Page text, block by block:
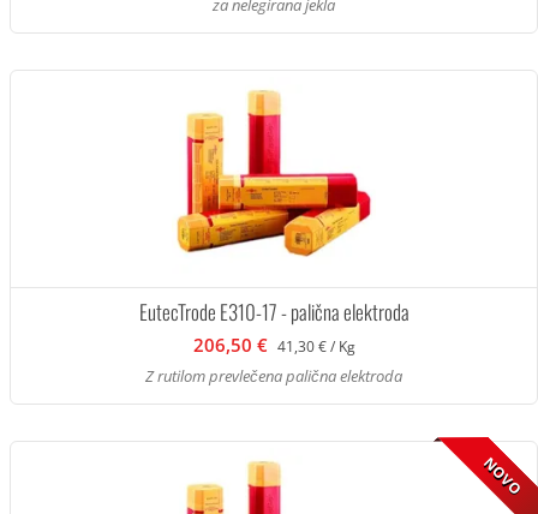
za nelegirana jekla
EutecTrode E310-17 - palična elektroda
206,50 € 41,30 € / Kg
Z rutilom prevlečena palična elektroda
NOVO